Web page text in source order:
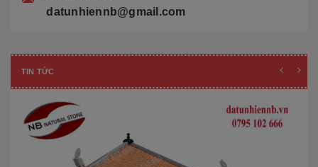
datunhiennb@gmail.com
TIN TỨC